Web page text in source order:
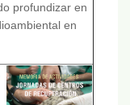
profundizar en
en